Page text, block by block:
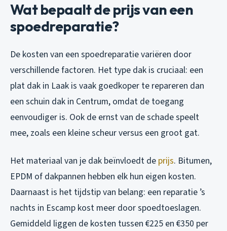
Wat bepaalt de prijs van een
spoedreparatie?
De kosten van een spoedreparatie variëren door
verschillende factoren. Het type dak is cruciaal: een
plat dak in Laak is vaak goedkoper te repareren dan
een schuin dak in Centrum, omdat de toegang
eenvoudiger is. Ook de ernst van de schade speelt
mee, zoals een kleine scheur versus een groot gat.
Het materiaal van je dak beïnvloedt de prijs. Bitumen,
EPDM of dakpannen hebben elk hun eigen kosten.
Daarnaast is het tijdstip van belang: een reparatie ’s
nachts in Escamp kost meer door spoedtoeslagen.
Gemiddeld liggen de kosten tussen €225 en €350 per